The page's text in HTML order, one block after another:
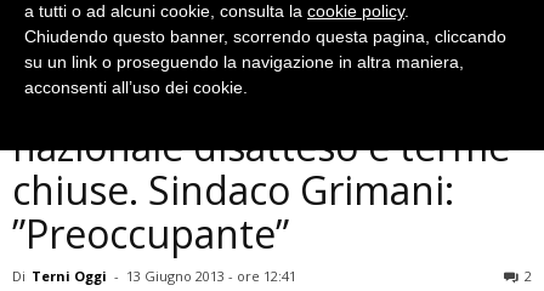
Economia
Crisi Sangemini: contratto
nazionale disatteso e terme
chiuse. Sindaco Grimani:
”Preoccupante”
Di Terni Oggi - 13 Giugno 2013 - ore 12:41 2
a tutti o ad alcuni cookie, consulta la cookie policy.
Chiudendo questo banner, scorrendo questa pagina, cliccando
su un link o proseguendo la navigazione in altra maniera,
acconsenti all’uso dei cookie.